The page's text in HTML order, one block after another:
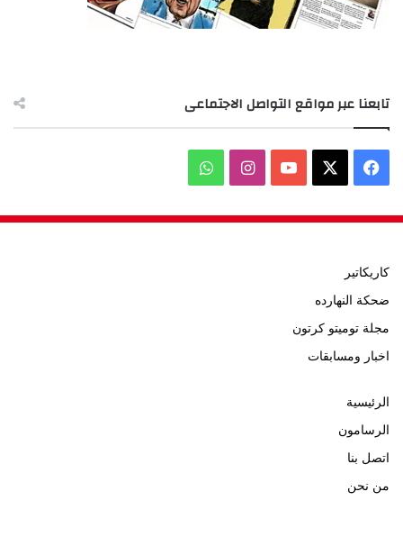
تابعنا عبر مواقع التواصل الاجتماعى
فيسبوك ‫YouTubeانستقرامواتساب
كاريكاتير
ضحكة النهارده
مجلة توميتو كرتون
اخبار ومسابقات
الرئيسية
الرسامون
اتصل بنا
من نحن